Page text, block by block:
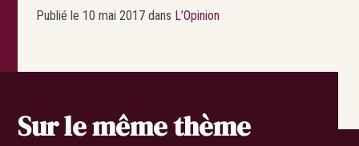
Publié le 10 mai 2017 dans L’Opinion
Sur le même thème